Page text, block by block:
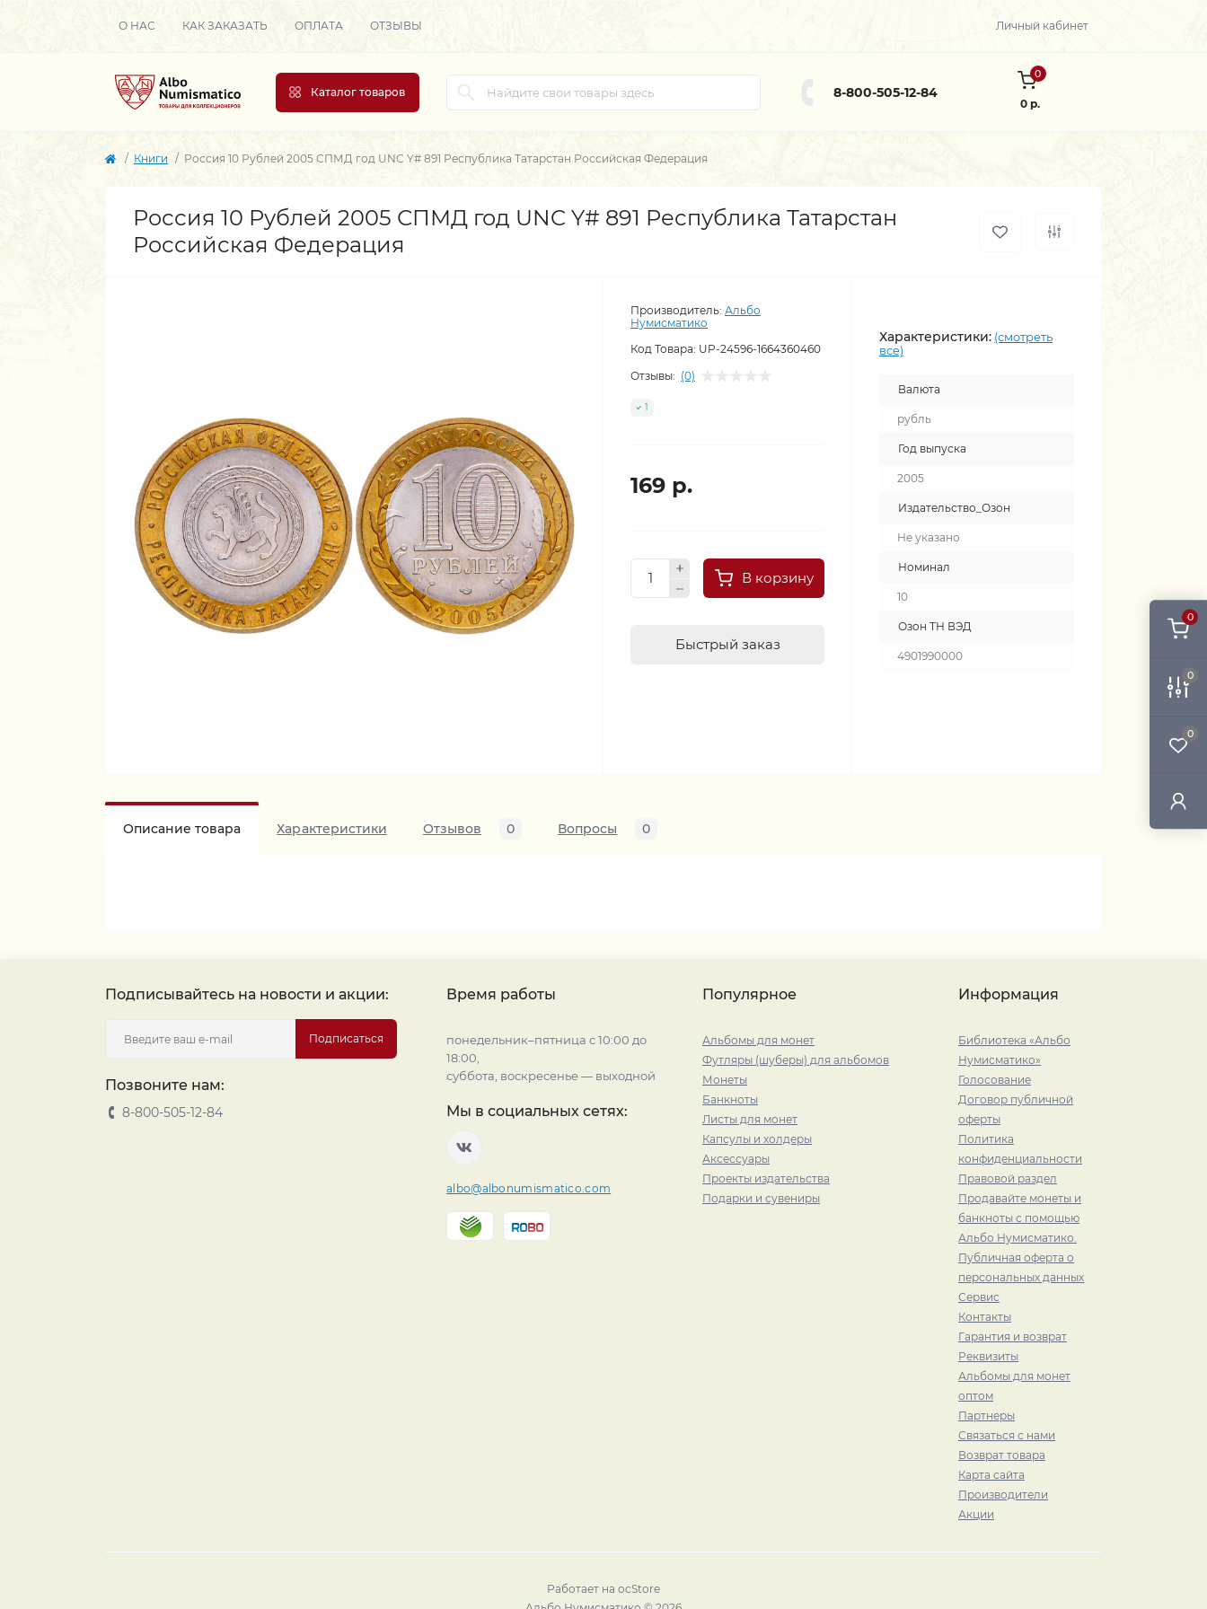
0
0
0
О НАС КАК ЗАКАЗАТЬ ОПЛАТА ОТЗЫВЫ Личный кабинет
Каталог товаров 8-800-505-12-84
0
0 р.
Книги Россия 10 Рублей 2005 СПМД год UNC Y# 891 Республика Татарстан Российская Федерация
Россия 10 Рублей 2005 СПМД год UNC Y# 891 Республика Татарстан
Российская Федерация
Производитель: Альбо
Нумисматико
Код Товара: UP-24596-1664360460
Отзывы: (0)
1
169 р.
В корзину
Быстрый заказ
Характеристики: (смотреть
все)
Валюта
рубль
Год выпуска
2005
Издательство_Озон
Не указано
Номинал
10
Озон ТН ВЭД
4901990000
Описание товара Характеристики Отзывов 0 Вопросы 0
Подписывайтесь на новости и акции:
Подписаться
Позвоните нам:
8-800-505-12-84
Время работы
понедельник–пятница с 10:00 до
18:00,
суббота, воскресенье — выходной
Мы в социальных сетях:
albo@albonumismatico.com
Популярное
Альбомы для монет
Футляры (шуберы) для альбомов
Монеты
Банкноты
Листы для монет
Капсулы и холдеры
Аксессуары
Проекты издательства
Подарки и сувениры
Информация
Библиотека «Альбо
Нумисматико»
Голосование
Договор публичной
оферты
Политика
конфиденциальности
Правовой раздел
Продавайте монеты и
банкноты с помощью
Альбо Нумисматико.
Публичная оферта о
персональных данных
Сервис
Контакты
Гарантия и возврат
Реквизиты
Альбомы для монет
оптом
Партнеры
Связаться с нами
Возврат товара
Карта сайта
Производители
Акции
Работает на ocStore